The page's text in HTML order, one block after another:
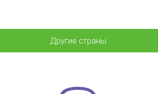
Другие страны